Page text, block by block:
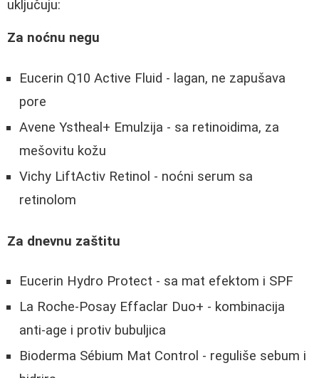
uključuju:
Za noćnu negu
Eucerin Q10 Active Fluid - lagan, ne zapušava
pore
Avene Ystheal+ Emulzija - sa retinoidima, za
mešovitu kožu
Vichy LiftActiv Retinol - noćni serum sa
retinolom
Za dnevnu zaštitu
Eucerin Hydro Protect - sa mat efektom i SPF
La Roche-Posay Effaclar Duo+ - kombinacija
anti-age i protiv bubuljica
Bioderma Sébium Mat Control - reguliše sebum i